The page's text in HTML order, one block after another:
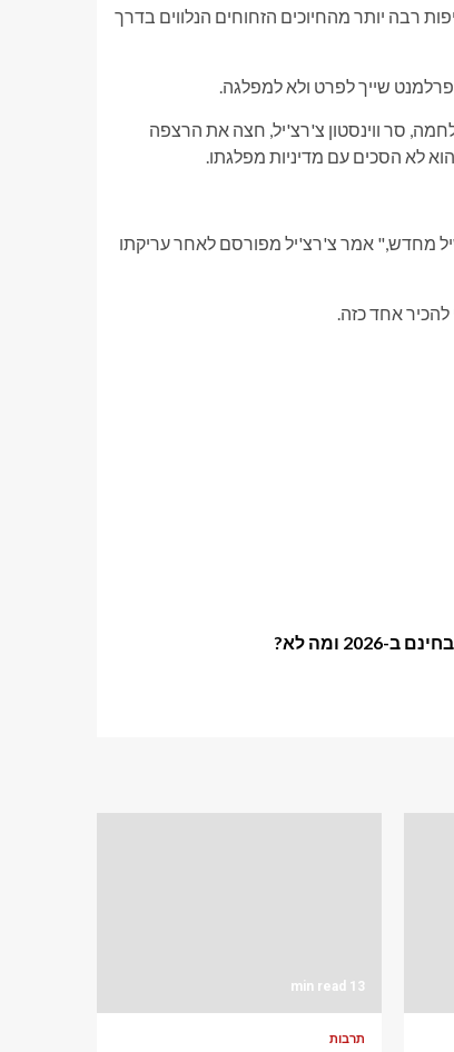
רבה יותר מהחיוכים הזחוחים הנלווים בדרך
שייך לפרט ולא למפלגה.
סר ווינסטון צ'רצ'יל, חצה את הרצפה
לא הסכים עם מדיניות מפלגתו.
מחדש," אמר צ'רצ'יל מפורסם לאחר עריקתו
להכיר אחד כזה.
13 min read
תרבות